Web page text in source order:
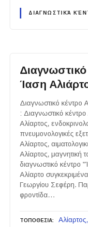
ΔΙΑΓΝΩΣΤΙΚΆ
Ίαση
Διαγνωστικό κέντρο
: Διαγνωστικό
Αλίαρτος,
πνευμονολογικές
Αλίαρτος,
Αλίαρτος, μαγνητική
διαγνωστικό κέντρο
Αλίαρτο
Γεωργίου Σεφέρη.
φροντίδα…
ΤΟΠΟΘΕΣΙΑ Αλίαρτος